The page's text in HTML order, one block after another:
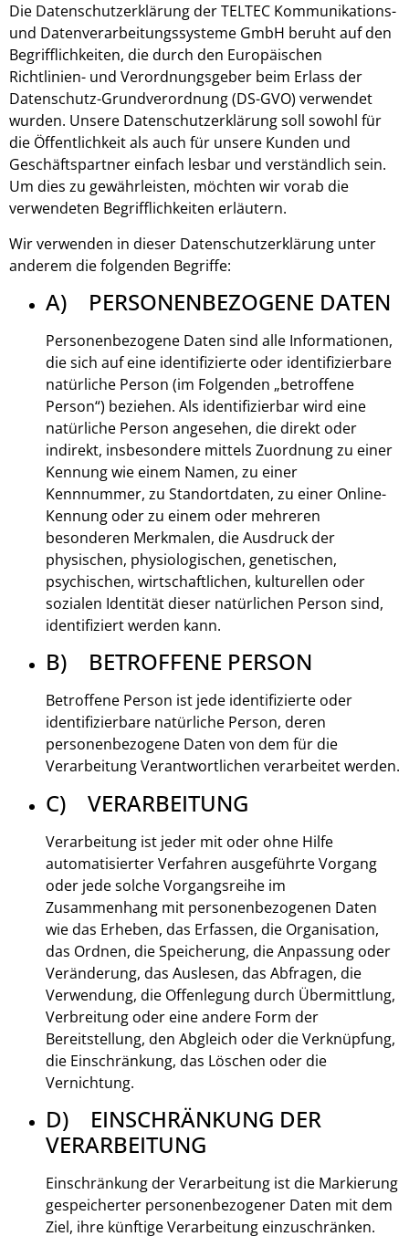
Die Datenschutzerklärung der TELTEC Kommunikations-
und Datenverarbeitungssysteme GmbH beruht auf den
Begrifflichkeiten, die durch den Europäischen
Richtlinien- und Verordnungsgeber beim Erlass der
Datenschutz-Grundverordnung (DS-GVO) verwendet
wurden. Unsere Datenschutzerklärung soll sowohl für
die Öffentlichkeit als auch für unsere Kunden und
Geschäftspartner einfach lesbar und verständlich sein.
Um dies zu gewährleisten, möchten wir vorab die
verwendeten Begrifflichkeiten erläutern.
Wir verwenden in dieser Datenschutzerklärung unter
anderem die folgenden Begriffe:
A) PERSONENBEZOGENE DATEN
Personenbezogene Daten sind alle Informationen,
die sich auf eine identifizierte oder identifizierbare
natürliche Person (im Folgenden „betroffene
Person“) beziehen. Als identifizierbar wird eine
natürliche Person angesehen, die direkt oder
indirekt, insbesondere mittels Zuordnung zu einer
Kennung wie einem Namen, zu einer
Kennnummer, zu Standortdaten, zu einer Online-
Kennung oder zu einem oder mehreren
besonderen Merkmalen, die Ausdruck der
physischen, physiologischen, genetischen,
psychischen, wirtschaftlichen, kulturellen oder
sozialen Identität dieser natürlichen Person sind,
identifiziert werden kann.
B) BETROFFENE PERSON
Betroffene Person ist jede identifizierte oder
identifizierbare natürliche Person, deren
personenbezogene Daten von dem für die
Verarbeitung Verantwortlichen verarbeitet werden.
C) VERARBEITUNG
Verarbeitung ist jeder mit oder ohne Hilfe
automatisierter Verfahren ausgeführte Vorgang
oder jede solche Vorgangsreihe im
Zusammenhang mit personenbezogenen Daten
wie das Erheben, das Erfassen, die Organisation,
das Ordnen, die Speicherung, die Anpassung oder
Veränderung, das Auslesen, das Abfragen, die
Verwendung, die Offenlegung durch Übermittlung,
Verbreitung oder eine andere Form der
Bereitstellung, den Abgleich oder die Verknüpfung,
die Einschränkung, das Löschen oder die
Vernichtung.
D) EINSCHRÄNKUNG DER
VERARBEITUNG
Einschränkung der Verarbeitung ist die Markierung
gespeicherter personenbezogener Daten mit dem
Ziel, ihre künftige Verarbeitung einzuschränken.